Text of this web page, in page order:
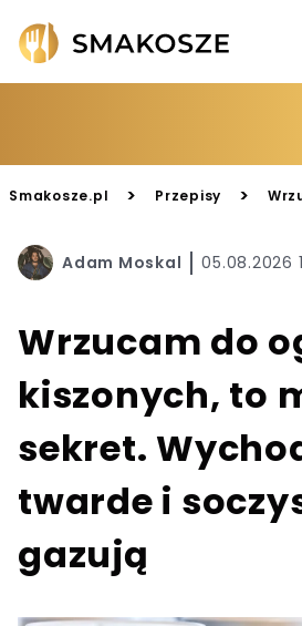
Smakosze.pl > Przepisy >
Adam Moskal 05.08.2026
Wrzucam do
kiszonych, to
sekret.
twarde i
gazują